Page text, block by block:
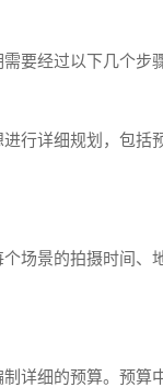
要经过以下几个步
行详细规划，包括
场景的拍摄时间
详细的预算。预算